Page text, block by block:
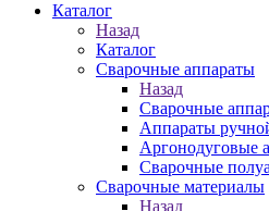
Каталог
Назад
Каталог
Сварочные аппараты
Назад
Сварочные
Аппараты
Аргонодуговые
Сварочные
Сварочные материалы
Назад